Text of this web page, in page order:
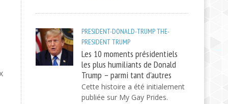
PRESIDENT-DONALD-TRUMPTHE-
PRESIDENTTRUMP
Les 10 moments présidentiels
les plus humiliants de Donald
Trump – parmi tant d'autres
Cette histoire a été initialement
publiée sur My Gay Prides.